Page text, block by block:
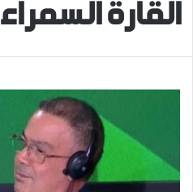
القارة السمراء